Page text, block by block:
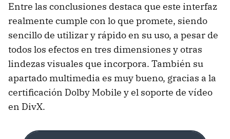
Entre las conclusiones destaca que este interfaz
realmente cumple con lo que promete, siendo
sencillo de utilizar y rápido en su uso, a pesar de
todos los efectos en tres dimensiones y otras
lindezas visuales que incorpora. También su
apartado multimedia es muy bueno, gracias a la
certificación Dolby Mobile y el soporte de vídeo
en DivX.